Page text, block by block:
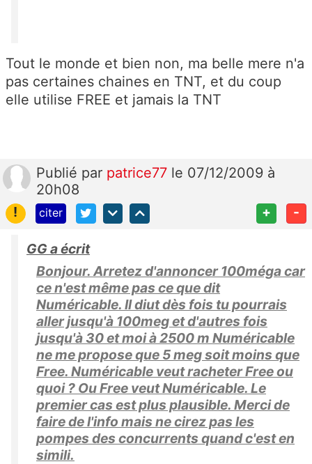
Tout le monde et bien non, ma belle mere n'a
pas certaines chaines en TNT, et du coup
elle utilise FREE et jamais la TNT
Publié par patrice77 le 07/12/2009 à
20h08
!
citer + -
GG a écrit
Bonjour. Arretez d'annoncer 100méga car
ce n'est même pas ce que dit
Numéricable. Il diut dès fois tu pourrais
aller jusqu'à 100meg et d'autres fois
jusqu'à 30 et moi à 2500 m Numéricable
ne me propose que 5 meg soit moins que
Free. Numéricable veut racheter Free ou
quoi ? Ou Free veut Numéricable. Le
premier cas est plus plausible. Merci de
faire de l'info mais ne cirez pas les
pompes des concurrents quand c'est en
simili.